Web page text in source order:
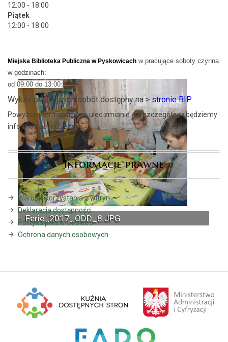
Ferie_2017_ODD_8.JPG
12:00 - 18:00
Piątek
12:00 - 18:00
Miejska Biblioteka Publiczna w Pyskowicach w pracujące soboty czynna
w godzinach:
od 09:00 do 13:00:
Wykaz pracujących sobót dostępny na > stronie BIP
Powyższe terminy mogą ulec zmianie – o szczegółach będziemy
informować na bieżąco.
Informacje prawne
Warunki korzystania z witryn
Deklaracja dostępności
Polityka plików Cookie's
Ochrona danych osobowych